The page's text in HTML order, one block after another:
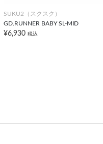
SUKU2（スクスク）
GD.RUNNER BABY SL-MID
¥6,930 税込